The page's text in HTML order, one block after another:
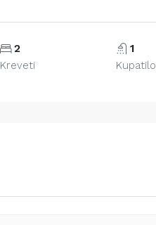
2
Kreveti
1
Kupatilo